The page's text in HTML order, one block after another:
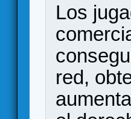
Los
red,